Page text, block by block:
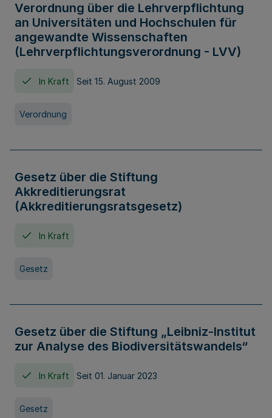
Verordnung über die Lehrverpflichtung
an Universitäten und Hochschulen für
angewandte Wissenschaften
(Lehrverpflichtungsverordnung - LVV)
In Kraft Seit 15. August 2009
Verordnung
Gesetz über die Stiftung
Akkreditierungsrat
(Akkreditierungsratsgesetz)
In Kraft
Gesetz
Gesetz über die Stiftung „Leibniz-Institut
zur Analyse des Biodiversitätswandels“
In Kraft Seit 01. Januar 2023
Gesetz